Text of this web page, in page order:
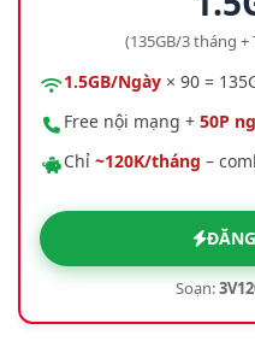
(135GB/3 tháng
1.5GB/Ngày × 90 =
Free nội mạng + 50P
Chỉ ~120K/tháng –
Soạn: